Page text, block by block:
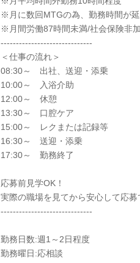
※月に数回MTGの為、勤務時間が延
※月間労働87時間未満/社会保険非
------------------------------
＜仕事の流れ＞
08:30～ 出社、送迎・添乗
10:00～ 入浴介助
12:00～ 休憩
13:30～ 口腔ケア
15:00～ レクまたは記録等
16:30～ 送迎・添乗
17:30～ 勤務終了
応募前見学OK！
実際の職場を見てから安心して応募
------------------------------
勤務日数:週1～2日程度
勤務曜日:応相談